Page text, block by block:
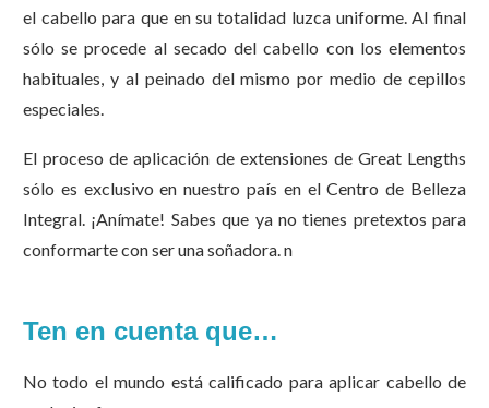
el cabello para que en su totalidad luzca uniforme. Al final
sólo se procede al secado del cabello con los elementos
habituales, y al peinado del mismo por medio de cepillos
especiales.
El proceso de aplicación de extensiones de Great Lengths
sólo es exclusivo en nuestro país en el Centro de Belleza
Integral. ¡Anímate! Sabes que ya no tienes pretextos para
conformarte con ser una soñadora. n
Ten en cuenta que…
No todo el mundo está calificado para aplicar cabello de